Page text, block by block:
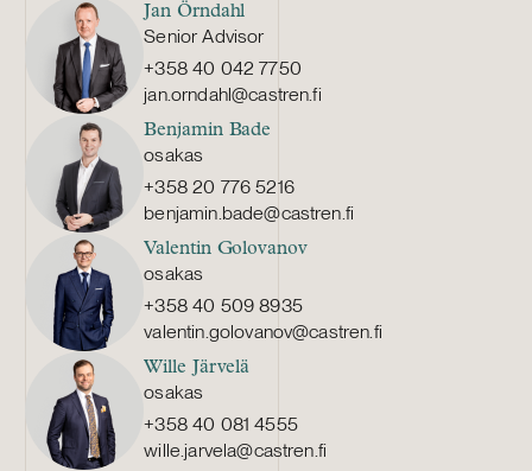
Jan Örndahl
Senior Advisor
+358 40 042 7750
jan.orndahl@castren.fi
Benjamin Bade
osakas
+358 20 776 5216
benjamin.bade@castren.fi
Valentin Golovanov
osakas
+358 40 509 8935
valentin.golovanov@castren.fi
Wille Järvelä
osakas
+358 40 081 4555
wille.jarvela@castren.fi